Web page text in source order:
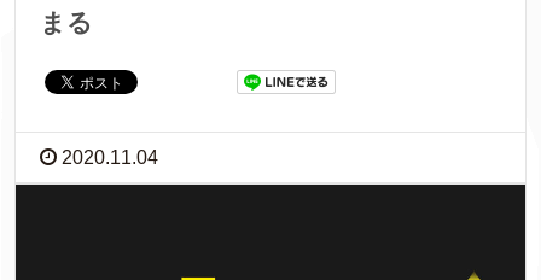
まる
2020.11.04